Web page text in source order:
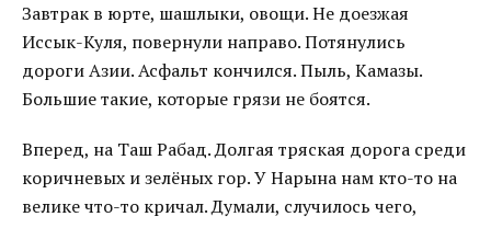
Завтрак в юрте, шашлыки, овощи. Не доезжая
Иссык-Куля, повернули направо. Потянулись
дороги Азии. Асфальт кончился. Пыль, Камазы.
Большие такие, которые грязи не боятся.
Вперед, на Таш Рабад. Долгая тряская дорога среди
коричневых и зелёных гор. У Нарына нам кто-то на
велике что-то кричал. Думали, случилось чего,